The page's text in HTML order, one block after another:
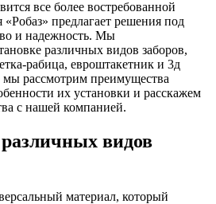
все более востребованной
предлагает решения под
и надежность. Мы
различных видов заборов,
рабица, евроштакетник и 3д
мы рассмотрим преимущества
их установки и расскажем
с нашей компанией.
видов
материал, который